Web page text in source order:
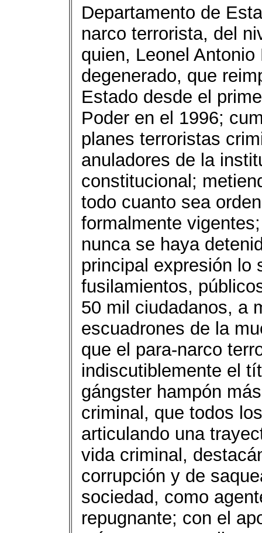
Departamento de
narco terrorista, del
quien, Leonel
degenerado, que
Estado desde el
Poder en el 1996;
planes terroristas
anuladores de la
constitucional;
todo cuanto sea
formalmente
nunca se haya
principal expresión lo
fusilamientos,
50 mil ciudadanos, a
escuadrones de la
que el para-narco
indiscutiblemente el
gángster hampón
criminal, que todos
articulando una
vida criminal,
corrupción y de
sociedad, como
repugnante; con el